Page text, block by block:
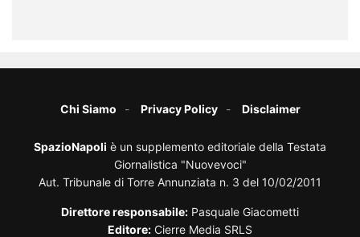
Chi Siamo Privacy Policy Disclaimer
SpazioNapoli è un supplemento editoriale della Testata
Giornalistica "Nuovevoci"
Aut. Tribunale di Torre Annunziata n. 3 del 10/02/2011
Direttore responsabile: Pasquale Giacometti
Editore: Cierre Media SRLS